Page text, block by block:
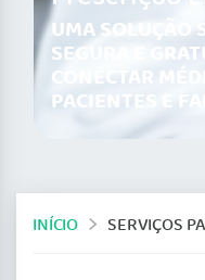
UMA SOLUÇÃO
SEGURA E
CONECTAR
PACIENTES E
INÍCIO SERVIÇOS